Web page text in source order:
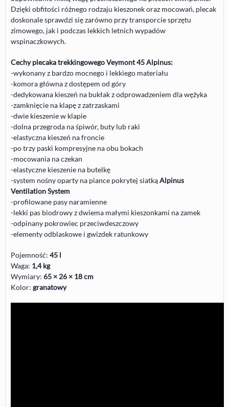
Dzięki obfitości różnego rodzaju kieszonek oraz mocowań, plecak
doskonale sprawdzi się zarówno przy transporcie sprzętu
zimowego, jak i podczas lekkich letnich wypadów
wspinaczkowych.
Cechy plecaka trekkingowego Veymont 45 Alpinus:
-wykonany z bardzo mocnego i lekkiego materiału
-komora główna z dostępem od góry
-dedykowana kieszeń na bukłak z odprowadzeniem dla wężyka
-zamknięcie na klapę z zatrzaskami
-dwie kieszenie w klapie
-dolna przegroda na śpiwór, buty lub raki
-elastyczna kieszeń na froncie
-po trzy paski kompresyjne na obu bokach
-mocowania na czekan
-elastyczne kieszenie na butelkę
-system nośny oparty na piance pokrytej siatkąAlpinus
Ventilation System
-profilowane pasy naramienne
-lekki pas biodrowy z dwiema małymi kieszonkami na zamek
-odpinany pokrowiec przeciwdeszczowy
-elementy odblaskowe i gwizdek ratunkowy
Pojemność: 45 l
Waga: 1,4 kg
Wymiary: 65 × 26 × 18 cm
Kolor: granatowy